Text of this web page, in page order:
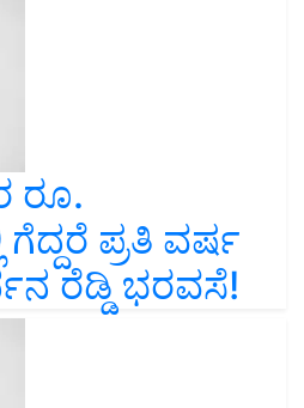
ರೂ.
ಪ್ರತಿ ವರ್ಷ
ರೆಡ್ಡಿ ಭರವಸೆ!